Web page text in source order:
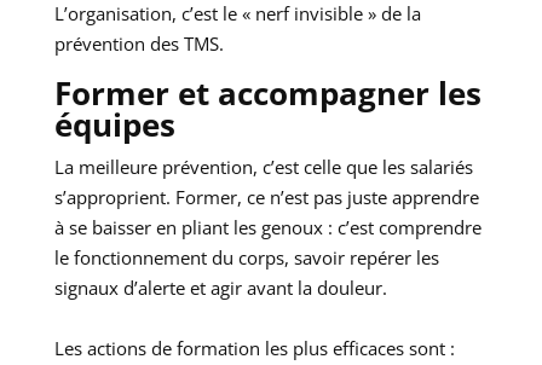
L’organisation, c’est le « nerf invisible » de la
prévention des TMS.
Former et accompagner les
équipes
La meilleure prévention, c’est celle que les salariés
s’approprient. Former, ce n’est pas juste apprendre
à se baisser en pliant les genoux : c’est comprendre
le fonctionnement du corps, savoir repérer les
signaux d’alerte et agir avant la douleur.
Les actions de formation les plus efficaces sont :